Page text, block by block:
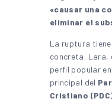
«causar una
eliminar el
La ruptura
concreta. Lara,
perfil popular
principal del
Cristiano